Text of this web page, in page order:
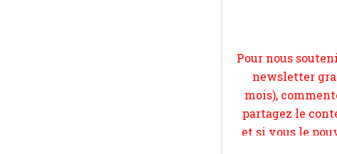
et si vous le
depuis